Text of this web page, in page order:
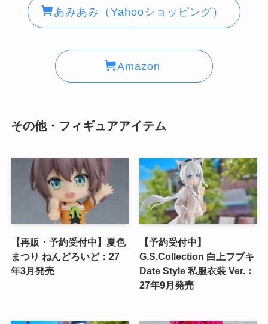
あみあみ（Yahooショッピング）
Amazon
その他・フィギュアアイテム
【再販・予約受付中】夏色
まつり ねんどろいど：27
年3月発売
【予約受付中】
G.S.Collection 白上フブキ
Date Style 私服衣装 Ver.：
27年9月発売